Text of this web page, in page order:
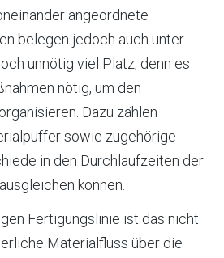
angeordnete
belegen jedoch auch unter
unnötig viel Platz, denn es
nötig, um den
Dazu zählen
sowie zugehörige
in den Durchlaufzeiten der
können.
Fertigungslinie ist das nicht
Materialfluss über die